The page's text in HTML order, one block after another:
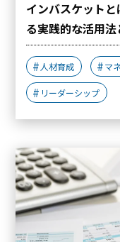
インバスケット
る実践的な活用
人材育成 マ
リーダーシップ